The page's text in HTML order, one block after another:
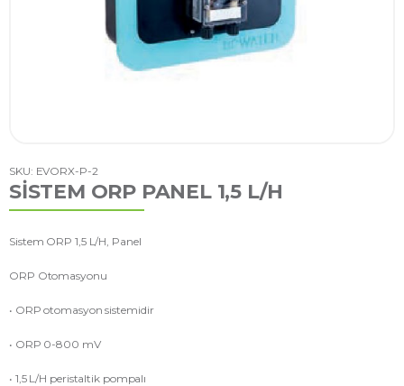
SKU: EVORX-P-2
SİSTEM ORP PANEL 1,5 L/H
Sistem ORP 1,5 L/H, Panel
ORP Otomasyonu
• ORP otomasyon sistemidir
• ORP 0-800 mV
• 1,5 L/H peristaltik pompalı